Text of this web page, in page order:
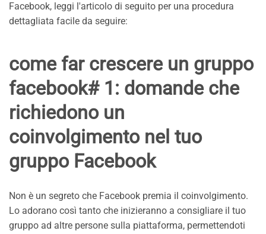
Facebook, leggi l'articolo di seguito per una procedura
dettagliata facile da seguire:
come far crescere un gruppo
facebook# 1: domande che
richiedono un
coinvolgimento nel tuo
gruppo Facebook
Non è un segreto che Facebook premia il coinvolgimento.
Lo adorano così tanto che inizieranno a consigliare il tuo
gruppo ad altre persone sulla piattaforma, permettendoti